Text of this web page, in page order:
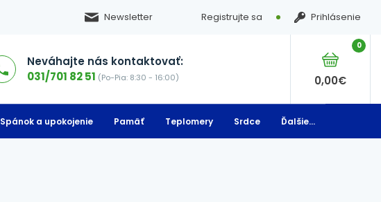
Newsletter Registrujte sa Prihlásenie
Neváhajte nás kontaktovať:
031/701 82 51 (Po-Pia: 8:30 - 16:00)
0
0,00€
Spánok a upokojenie Pamäť Teplomery Srdce Ďalšie...